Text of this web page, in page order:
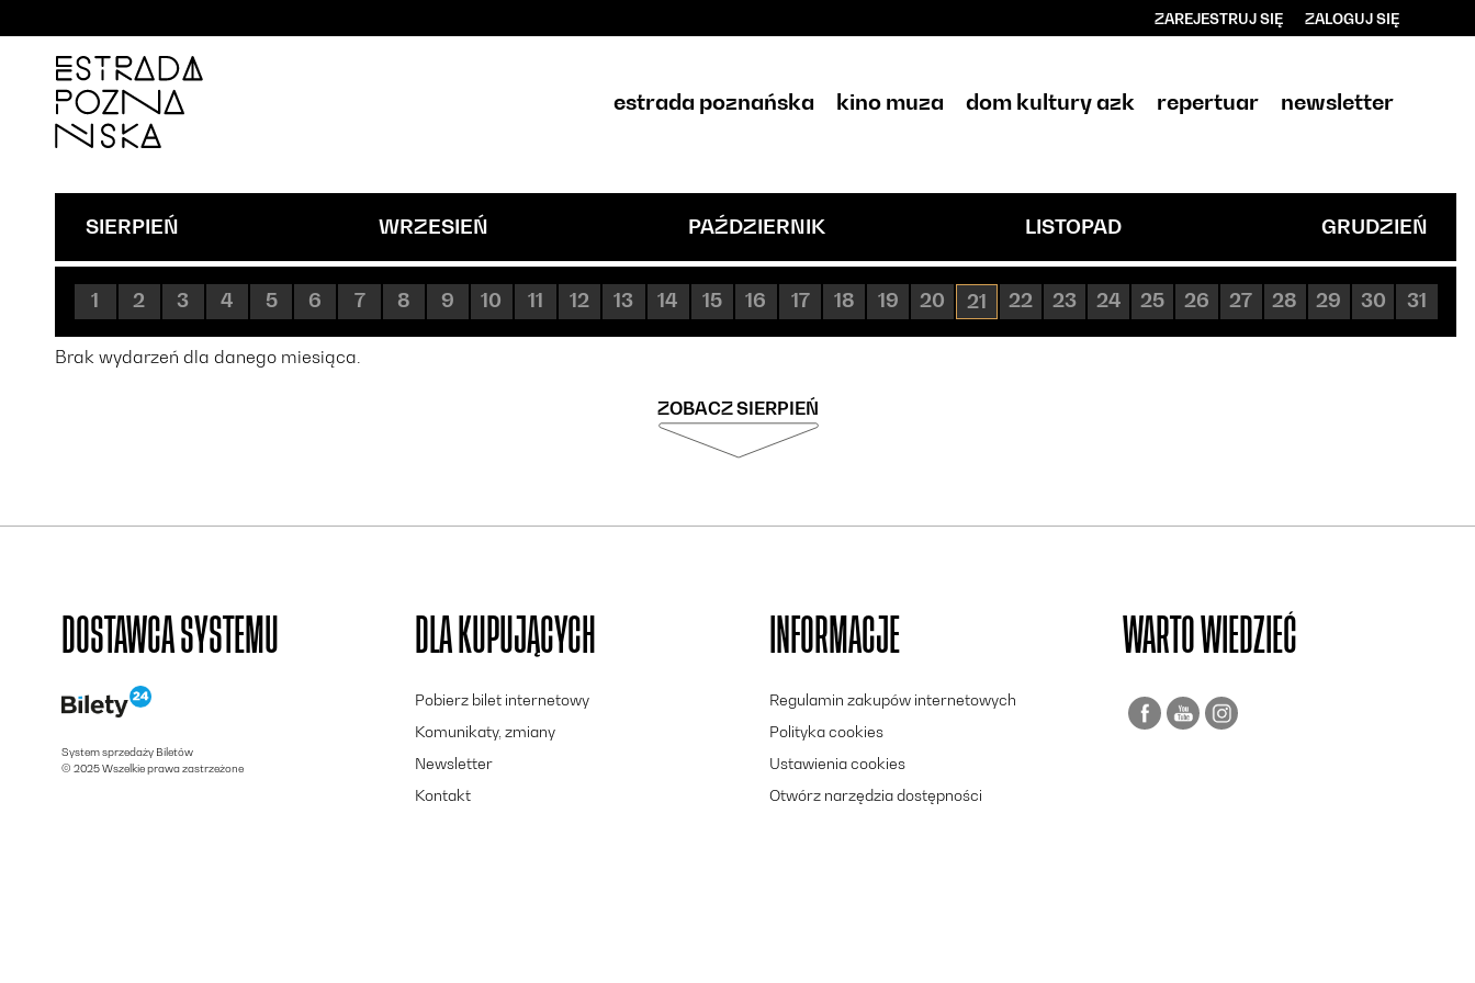
ZAREJESTRUJ SIĘ ZALOGUJ SIĘ
14
estrada poznańska kino muza dom kultury azk repertuar newsletter
SIERPIEŃ WRZESIEŃ PAŹDZIERNIK LISTOPAD GRUDZIEŃ
1 2 3 4 5 6 7 8 9 10 11 12 13 14 15 16 17 18 19 20 21 22 23 24 25 26 27 28 29 30 31
Brak wydarzeń dla danego miesiąca.
ZOBACZ SIERPIEŃ
DOSTAWCA SYSTEMU
System sprzedaży Biletów
© 2025 Wszelkie prawa zastrzeżone
DLA KUPUJĄCYCH
Pobierz bilet internetowy
Komunikaty, zmiany
Newsletter
Kontakt
INFORMACJE
Regulamin zakupów internetowych
Polityka cookies
Ustawienia cookies
Otwórz narzędzia dostępności
WARTO WIEDZIEĆ